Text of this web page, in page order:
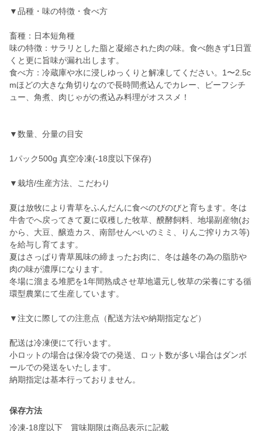
▼品種・味の特徴・食べ方
畜種：日本短角種
味の特徴：サラリとした脂と凝縮された肉の味。食べ飽きず1日置
くと更に旨味が漏れ出します。
食べ方：冷蔵庫や水に浸しゆっくりと解凍してください。1〜2.5c
mほどの大きな角切りなので長時間煮込んでカレー、ビーフシチ
ュー、角煮、肉じゃがの煮込み料理がオススメ！
▼数量、分量の目安
1パック500g 真空冷凍(-18度以下保存)
▼栽培/生産方法、こだわり
夏は放牧により青草をふんだんに食べのびのびと育ちます。冬は
牛舎でへ戻ってきて夏に収穫した牧草、醗酵飼料、地場副産物(お
から、大豆、醸造カス、南部せんべいのミミ、りんご搾りカス等)
を給与し育てます。
夏はさっぱり青草風味の締まったお肉に、冬は越冬の為の脂肪や
肉の味が濃厚になります。
冬場に溜まる堆肥を1年間熟成させ草地還元し牧草の栄養にする循
環型農業にて生産しています。
▼注文に際しての注意点（配送方法や納期指定など）
配送は冷凍便にて行います。
小ロットの場合は保冷袋での発送、ロット数が多い場合はダンボ
ールでの発送をいたします。
納期指定は基本行っておりません。
保存方法
冷凍-18度以下 賞味期限は商品表示に記載